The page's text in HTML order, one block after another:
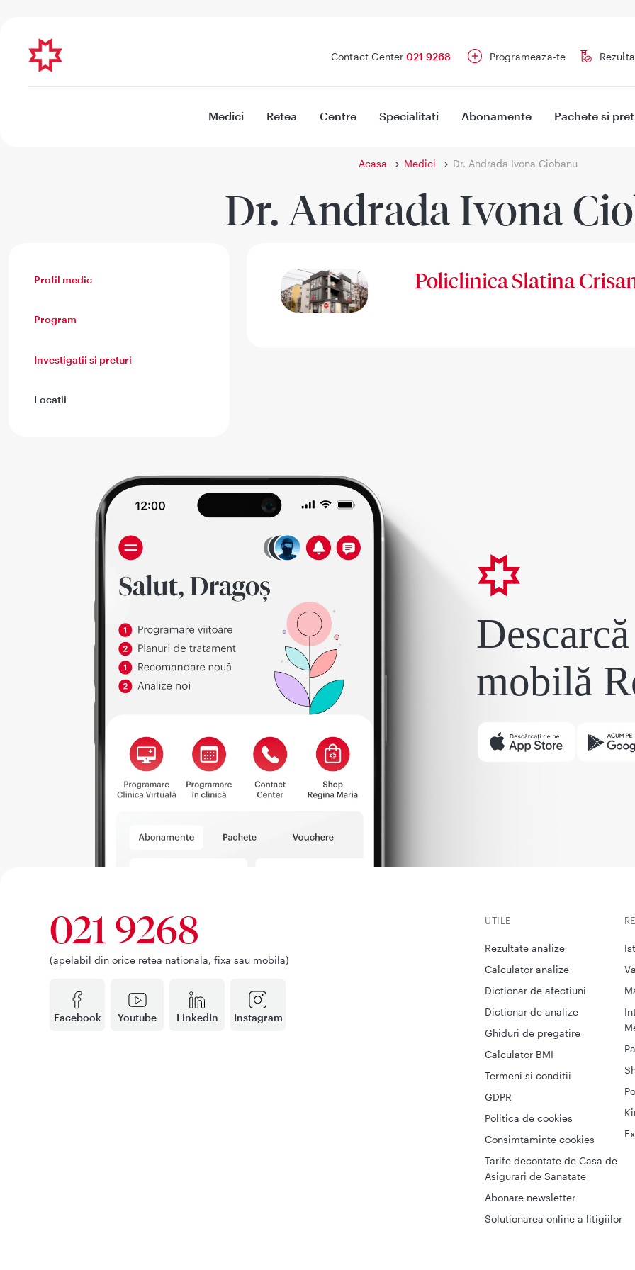
Contact Center 021 9268 Programeaza-te
Medici Retea Centre Specialitati Abonamente Pachete si
Acasa Medici Dr. Andrada Ivona Ciobanu
Dr. Andrada Ivona
Profil medic
Program
Investigatii si preturi
Locatii
Policlinica Slatina
mobilă
Facebook Youtube LinkedIn Instagram
021 9268
(apelabil din orice retea nationala, fixa sau mobila)
UTILE
Rezultate analize
Calculator analize
Dictionar de afectiuni
Dictionar de analize
Ghiduri de pregatire
Calculator BMI
Termeni si conditii
GDPR
Politica de cookies
Consimtaminte cookies
Tarife decontate de Casa de
Asigurari de Sanatate
Abonare newsletter
Solutionarea online a litigiilor